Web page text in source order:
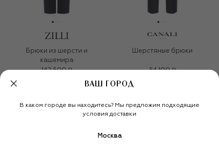
Брюки из шерсти и
кашемира
142 500 ₽
Шерстяные брюки
54 100 ₽
ВАШ ГОРОД
В каком городе вы находитесь? Мы предложим подходящие
условия доставки
Москва